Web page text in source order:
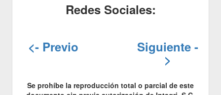
Redes Sociales:
<- Previo Siguiente -
>
Se prohíbe la reproducción total o parcial de este